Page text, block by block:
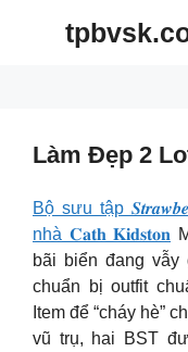
Làm Đẹp 2
Bộ sưu tập
nhà 𝐂𝐚𝐭𝐡 𝐊𝐢𝐝𝐬𝐭𝐨𝐧
bãi biển đang vẫy
chuẩn bị outfit
Item để “cháy hè”
vũ trụ, hai BST